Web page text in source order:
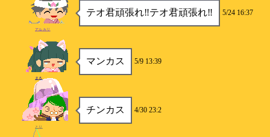
テオ君頑張れ‼️テオ君頑張れ‼️ 5/24 16:37
アルカリ
マンカス 5/9 13:39
まる
チンカス 4/30 23:2
とり